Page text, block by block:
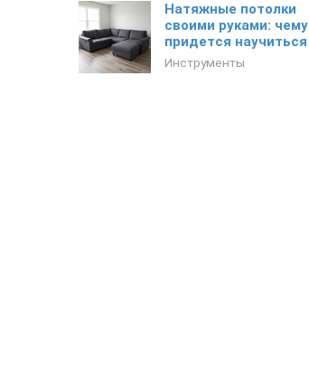
Натяжные потолки
своими руками: чему
придется научиться
Инструменты